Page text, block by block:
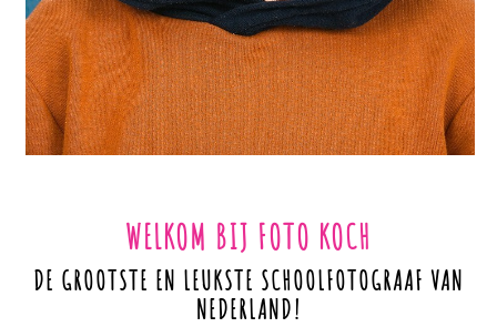
WELKOM BIJ FOTO KOCH
DE GROOTSTE EN LEUKSTE SCHOOLFOTOGRAAF VAN
NEDERLAND!